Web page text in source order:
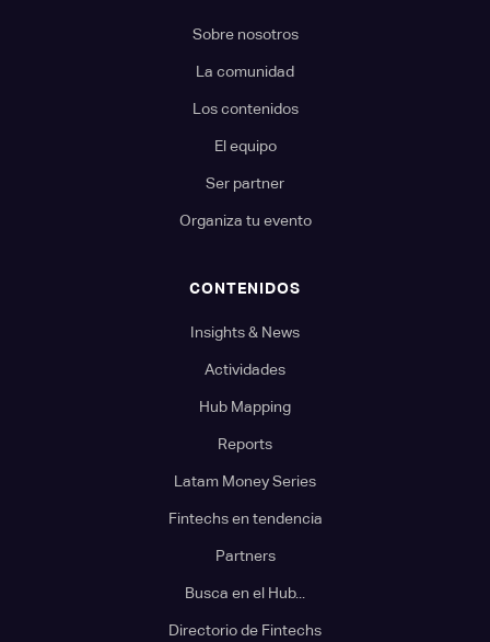
Sobre nosotros
La comunidad
Los contenidos
El equipo
Ser partner
Organiza tu evento
CONTENIDOS
Insights & News
Actividades
Hub Mapping
Reports
Latam Money Series
Fintechs en tendencia
Partners
Busca en el Hub...
Directorio de Fintechs